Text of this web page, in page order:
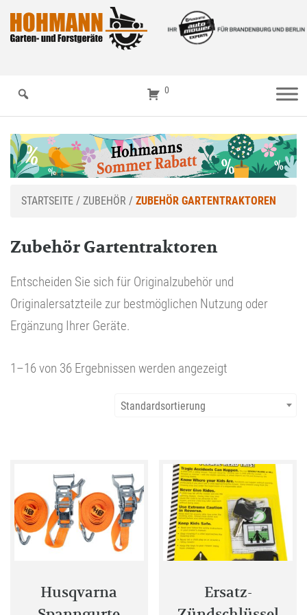
0
STARTSEITE / ZUBEHÖR / ZUBEHÖR GARTENTRAKTOREN
Zubehör Gartentraktoren
Entscheiden Sie sich für Originalzubehör und
Originalersatzteile zur bestmöglichen Nutzung oder
Ergänzung Ihrer Geräte.
1–16 von 36 Ergebnissen werden angezeigt
Standardsortierung
Husqvarna
Ersatz-